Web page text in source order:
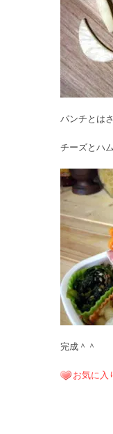
パンチとは
チーズとハ
完成＾＾
お気に入